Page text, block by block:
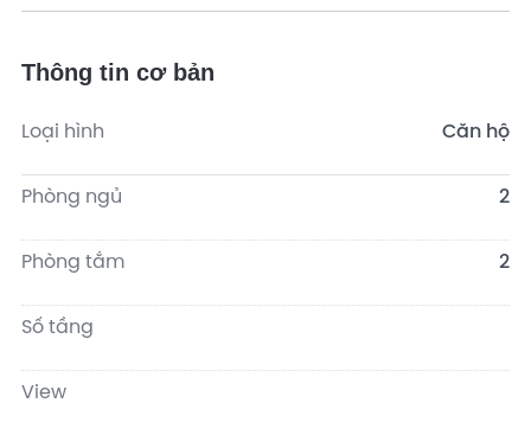
Thông tin cơ bản
Loại hình Căn hộ
Phòng ngủ 2
Phòng tắm 2
Số tầng
View